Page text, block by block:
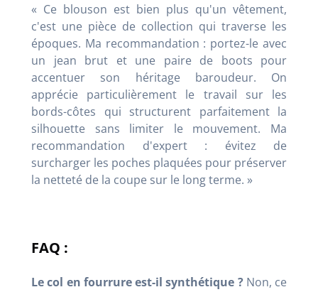
« Ce blouson est bien plus qu'un vêtement,
c'est une pièce de collection qui traverse les
époques. Ma recommandation : portez-le avec
un jean brut et une paire de boots pour
accentuer son héritage baroudeur. On
apprécie particulièrement le travail sur les
bords-côtes qui structurent parfaitement la
silhouette sans limiter le mouvement. Ma
recommandation d'expert : évitez de
surcharger les poches plaquées pour préserver
la netteté de la coupe sur le long terme. »
FAQ :
Le col en fourrure est-il synthétique ?Non, ce